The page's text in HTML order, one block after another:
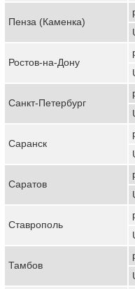
Пенза (Каменка)
Ростов-на-Дону
Санкт-Петербург
Саранск
Саратов
Ставрополь
Тамбов